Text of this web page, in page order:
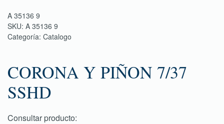
A 35136 9
SKU: A 35136 9
Categoría: Catalogo
CORONA Y PIÑON 7/37
SSHD
Consultar producto: